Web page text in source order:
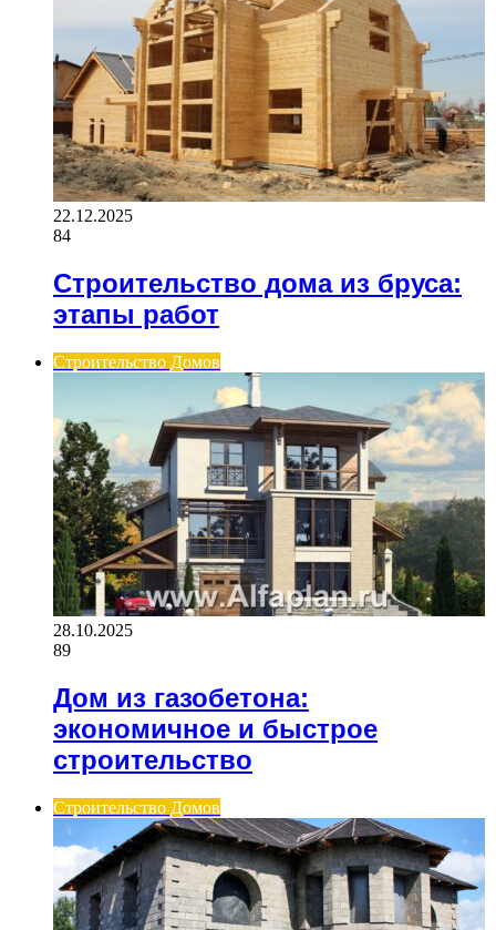
22.12.2025
84
Строительство дома из бруса:
этапы работ
Строительство Домов
28.10.2025
89
Дом из газобетона:
экономичное и быстрое
строительство
Строительство Домов